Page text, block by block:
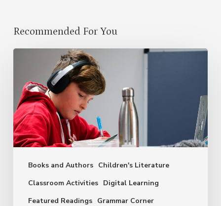
Recommended For You
Books and Authors Children's Literature
Classroom Activities Digital Learning
Featured Readings Grammar Corner
GenAI:
Assessments
in
the
Language
Classroom